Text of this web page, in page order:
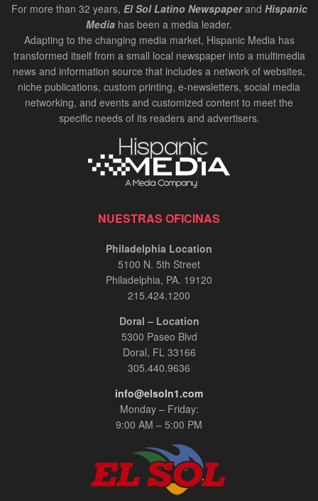
For more than 32 years, El Sol Latino Newspaperand Hispanic
Media has been a media leader.
Adapting to the changing media market, Hispanic Media has
transformed itself from a small local newspaper into a multimedia
news and information source that includes a network of websites,
niche publications, custom printing, e-newsletters, social media
networking, and events and customized content to meet the
specific needs of its readers and advertisers.
NUESTRAS OFICINAS
Philadelphia Location
5100 N. 5th Street
Philadelphia, PA. 19120
215.424.1200
Doral – Location
5300 Paseo Blvd
Doral, FL 33166
305.440.9636
info@elsoln1.com
Monday – Friday:
9:00 AM – 5:00 PM